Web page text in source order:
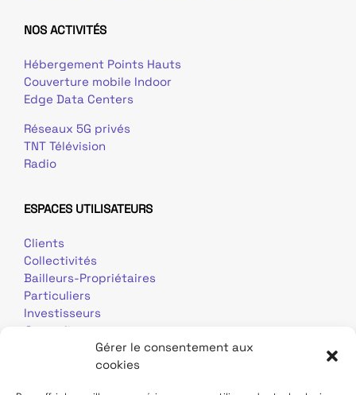
Gérer le consentement aux
cookies
NOS ACTIVITÉS
Hébergement Points Hauts
Couverture mobile Indoor
Edge Data Centers
Réseaux 5G privés
TNT Télévision
Radio
ESPACES UTILISATEURS
Clients
Collectivités
Bailleurs-Propriétaires
Particuliers
Investisseurs
Journalistes